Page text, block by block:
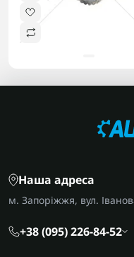
Наша адреса
м. Запоріжжя, вул.
+38 (095) 226-84-52